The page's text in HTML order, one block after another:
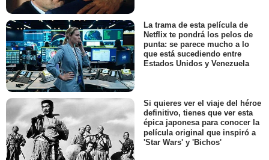
La trama de esta película de
Netflix te pondrá los pelos de
punta: se parece mucho a lo
que está sucediendo entre
Estados Unidos y Venezuela
Si quieres ver el viaje del héroe
definitivo, tienes que ver esta
épica japonesa para conocer la
película original que inspiró a
'Star Wars' y 'Bichos'